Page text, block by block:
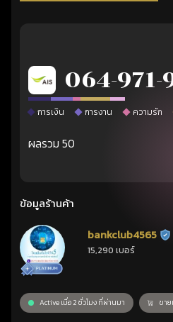
064-971-
การเงิน การงาน ความรัก
ผลรวม 50
ข้อมูลร้านค้า
bankclub4565 ร้
15,290 เบอร์
Active เมื่อ 2 ชั่วโมง ที่ผ่านมา ขาย